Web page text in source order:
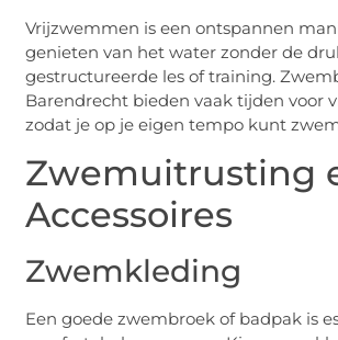
Vrijzwemmen is een ontspannen
genieten van het water zonder de
gestructureerde les of training.
Barendrecht bieden vaak tijden voor
zodat je op je eigen tempo kunt
Zwemuitrusting
Accessoires
Zwemkleding
Een goede zwembroek of badpak is